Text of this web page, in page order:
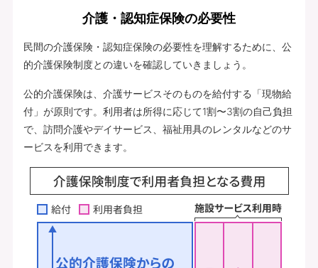
介護・認知症保険の必要性
民間の介護保険・認知症保険の必要性を理解するために、公
的介護保険制度との違いを確認していきましょう。
公的介護保険は、介護サービスそのものを給付する「現物給
付」が原則です。利用者は所得に応じて1割〜3割の自己負担
で、訪問介護やデイサービス、福祉用具のレンタルなどのサ
ービスを利用できます。